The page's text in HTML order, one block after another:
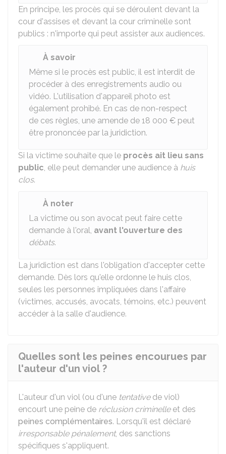
En principe, les procès qui se déroulent devant la
cour d'assises et devant la cour criminelle sont
publics : n'importe qui peut assister aux audiences.
À savoir
Même si le procès est public, il est interdit de
procéder à des enregistrements audio ou
vidéo. L'utilisation d'appareil photo est
également prohibé. En cas de non-respect
de ces règles, une amende de 18 000 € peut
être prononcée par la juridiction.
Si la victime souhaite que le procès ait lieu sans
public, elle peut demander une audience à huis
clos.
À noter
La victime ou son avocat peut faire cette
demande à l'oral, avant l'ouverture des
débats.
La juridiction est dans l'obligation d'accepter cette
demande. Dès lors qu'elle ordonne le huis clos,
seules les personnes impliquées dans l'affaire
(victimes, accusés, avocats, témoins, etc.) peuvent
accéder à la salle d'audience.
Quelles sont les peines encourues par
l'auteur d'un viol ?
L'auteur d'un viol (ou d'une tentativede viol)
encourt une peine de réclusion criminelleet des
peines complémentaires. Lorsqu'il est déclaré
irresponsable pénalement, des sanctions
spécifiques s'appliquent.